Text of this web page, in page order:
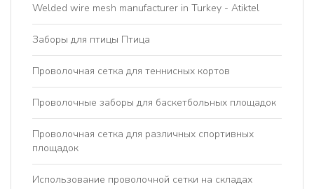
Welded wire mesh manufacturer in Turkey - Atiktel
Заборы для птицы Птица
Проволочная сетка для теннисных кортов
Проволочные заборы для баскетбольных площадок
Проволочная сетка для различных спортивных
площадок
Использование проволочной сетки на складах